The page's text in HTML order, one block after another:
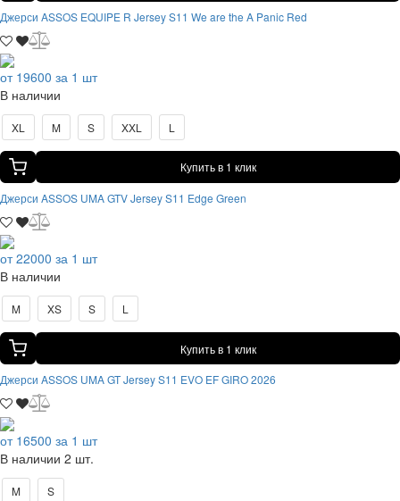
Джерси ASSOS EQUIPE R Jersey S11 We are the A Panic Red
от 19600 за 1 шт
В наличии
XL M S XXL L
Купить в 1 клик
Джерси ASSOS UMA GTV Jersey S11 Edge Green
от 22000 за 1 шт
В наличии
M XS S L
Купить в 1 клик
Джерси ASSOS UMA GT Jersey S11 EVO EF GIRO 2026
от 16500 за 1 шт
В наличии 2 шт.
M S